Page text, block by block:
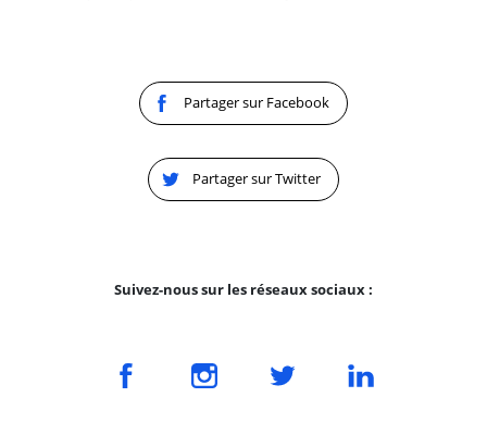
Partager sur Facebook
Partager sur Twitter
Suivez-nous sur les réseaux sociaux :